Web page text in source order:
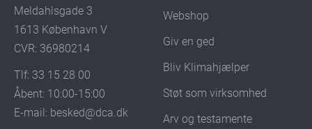
Meldahlsgade 3
1613 København V
CVR: 36980214
Tlf: 33 15 28 00
Åbent: 10:00-15:00
E-mail: besked@dca.dk
Webshop
Giv en ged
Bliv Klimahjælper
Støt som virksomhed
Arv og testamente